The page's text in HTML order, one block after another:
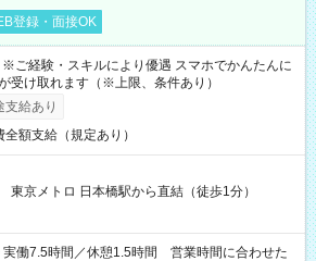
登録・面接OK
経験・スキルにより優遇 スマホでかんたんに
受け取れます（※上限、条件あり）
支給あり
全額支給（規定あり）
京メトロ 日本橋駅から直結（徒歩1分）